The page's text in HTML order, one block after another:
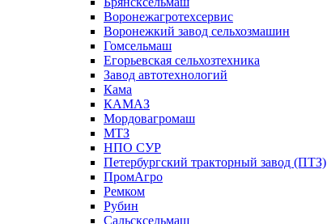
Воронежагротехсервис
Воронежкий завод сельхозмашин
Гомсельмаш
Егорьевская сельхозтехника
Завод автотехнологий
Кама
КАМАЗ
Мордовагромаш
МТЗ
НПО СУР
Петербургский тракторный завод (ПТЗ)
ПромАгро
Ремком
Рубин
Сальскcельмаш